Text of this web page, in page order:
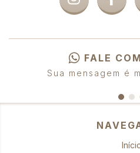
FALE
Sua mensagem é